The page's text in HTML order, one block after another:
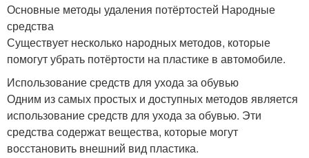
Основные методы удаления потёртостей Народные
средства
Существует несколько народных методов, которые
помогут убрать потёртости на пластике в автомобиле.
Использование средств для ухода за обувью
Одним из самых простых и доступных методов является
использование средств для ухода за обувью. Эти
средства содержат вещества, которые могут
восстановить внешний вид пластика.